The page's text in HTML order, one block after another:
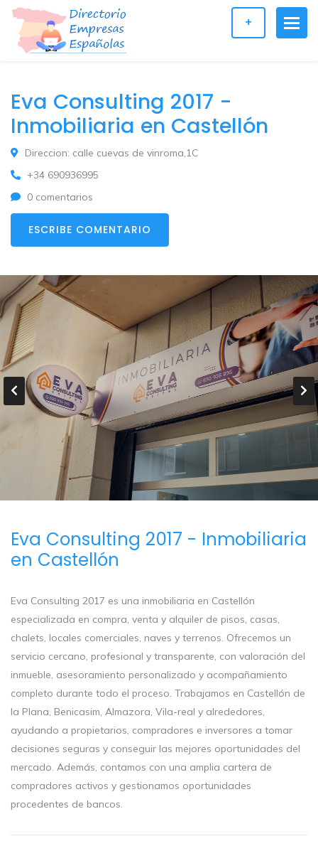
+
Eva Consulting 2017 -
Inmobiliaria en Castellón
Direccion: calle cuevas de vinroma,1C
+34 690936995
0 comentarios
ESCRIBE COMENTARIO
Eva Consulting 2017 - Inmobiliaria
en Castellón
Eva Consulting 2017 es una inmobiliaria en Castellón
especializada en compra, venta y alquiler de pisos, casas,
chalets, locales comerciales, naves y terrenos. Ofrecemos un
servicio cercano, profesional y transparente, con valoración del
inmueble, asesoramiento personalizado y acompañamiento
completo durante todo el proceso. Trabajamos en Castellón de
la Plana, Benicasim, Almazora, Vila-real y alrededores,
ayudando a propietarios, compradores e inversores a tomar
decisiones seguras y conseguir las mejores oportunidades del
mercado. Además, contamos con una amplia cartera de
compradores activos y gestionamos oportunidades
procedentes de bancos.